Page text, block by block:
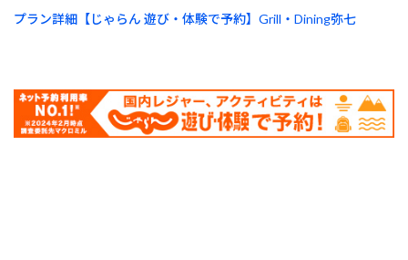
プラン詳細【じゃらん 遊び・体験で予約】Grill・Dining弥七